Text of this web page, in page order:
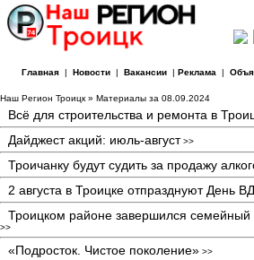
Главная| Новости| Вакансии| Реклама |
Наш Регион Троицк » Материалы за 08.09.2024
Всё для строительства и ремонта в
Дайджест акций: июль-август>>
Троичанку будут судить за продажу
2 августа в Троицке отпразднуют День
Троицком районе завершился семейный
>>
«Подросток. Чистое поколение» >>